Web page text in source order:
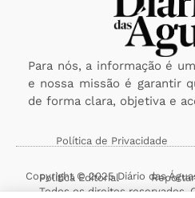
Para nós, a informação é
e nossa missão é garantir
de forma clara, objetiva e
Política de Privacidade
Política Editorial
Copyright © 2025 Diário das
Todos os direitos reservados.